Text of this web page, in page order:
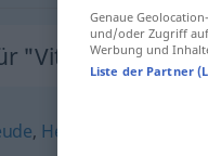
"Vitalität"
, Heiterkeit
Genaue
und/oder Zugriff
Werbung und
Liste der Partner